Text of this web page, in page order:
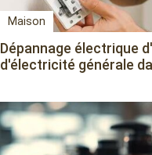
Maison
Dépannage électrique
d'électricité générale